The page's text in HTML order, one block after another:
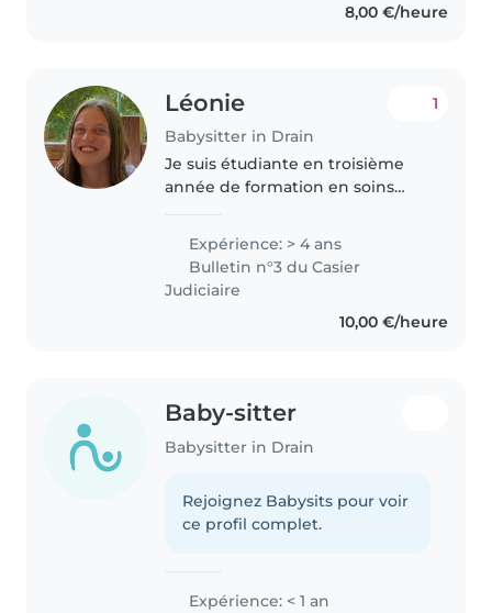
8,00 €/heure
Léonie
Babysitter in Drain
1
Je suis étudiante en troisième
année de formation en soins
baby sitting à mes heures
perdues. Je travaille également
en tant qu'aide soignante à
Expérience: > 4 ans
Bulletin n°3 du Casier
Judiciaire
10,00 €/heure
Baby-sitter
Babysitter in Drain
Rejoignez Babysits pour voir
ce profil complet.
Expérience: < 1 an